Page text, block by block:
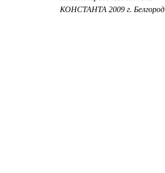
КОНСТАНТА 2009 г. Белгород